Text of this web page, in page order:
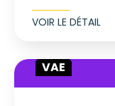
VOIR LE DÉTAIL
VAE